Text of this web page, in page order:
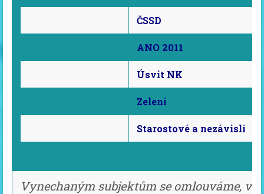
ČSSD
ANO 2011
Úsvit NK
Zelení
Starostové a nezávislí
Vynechaným subjektům se omlouváme, v